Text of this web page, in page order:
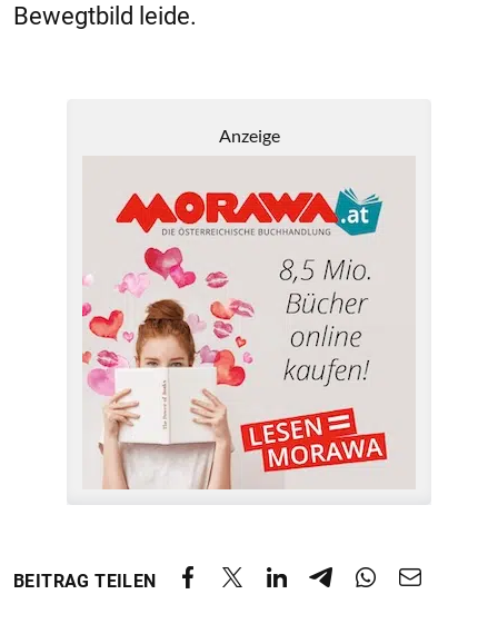
Bewegtbild leide.
Anzeige
BEITRAG TEILEN